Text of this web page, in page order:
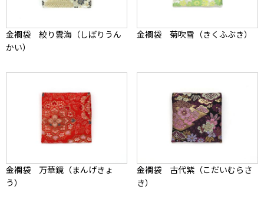
金襴袋 絞り雲海（しぼりうん
かい）
金襴袋 菊吹雪（きくふぶき）
金襴袋 万華鏡（まんげきょ
う）
金襴袋 古代紫（こだいむらさ
き）